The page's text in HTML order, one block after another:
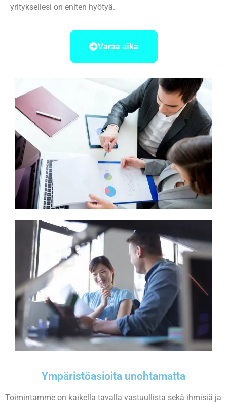
yrityksellesi on eniten hyötyä.
Varaa aika
Ympäristöasioita unohtamatta
Toimintamme on kaikella tavalla vastuullista sekä ihmisiä ja